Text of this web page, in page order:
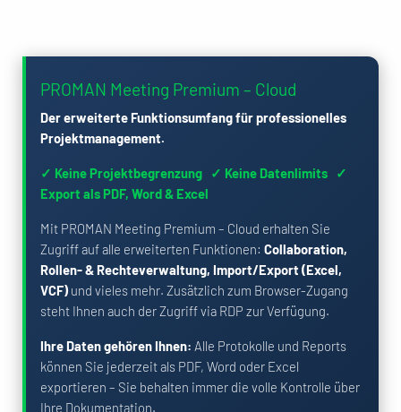
PROMAN Meeting Premium – Cloud
Der erweiterte Funktionsumfang für professionelles
Projektmanagement.
✓ Keine Projektbegrenzung ✓ Keine Datenlimits ✓
Export als PDF, Word & Excel
Mit PROMAN Meeting Premium – Cloud erhalten Sie
Zugriff auf alle erweiterten Funktionen: Collaboration,
Rollen- & Rechteverwaltung, Import/Export (Excel,
VCF)und vieles mehr. Zusätzlich zum Browser-Zugang
steht Ihnen auch der Zugriff via RDP zur Verfügung.
Ihre Daten gehören Ihnen: Alle Protokolle und Reports
können Sie jederzeit als PDF, Word oder Excel
exportieren – Sie behalten immer die volle Kontrolle über
Ihre Dokumentation.